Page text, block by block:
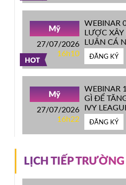
HOT
Mỹ
27/07/2026
16h10
WEBINAR
LƯỢC
LUẬN CÁ
CHINH
ĐẦU MỸ
ĐĂNG KÝ
Mỹ
27/07/2026
16h22
WEBINAR
GÌ ĐỂ
IVY
ĐĂNG KÝ
LỊCH TIẾP TRƯỜNG